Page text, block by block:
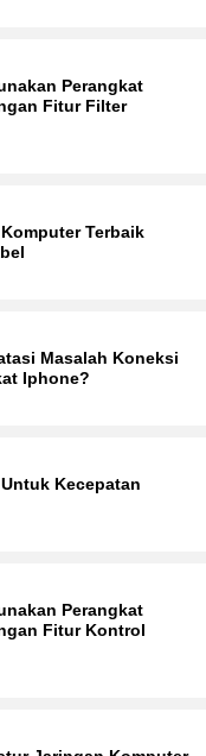
Perangkat
Fitur Filter
Terbaik
Masalah Koneksi
Iphone?
Kecepatan
Perangkat
Fitur Kontrol